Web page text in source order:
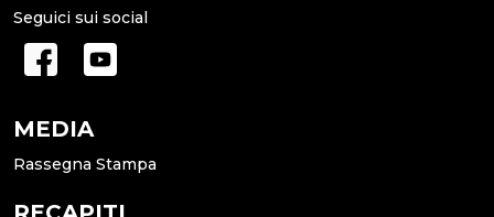
Seguici sui social
MEDIA
Rassegna Stampa